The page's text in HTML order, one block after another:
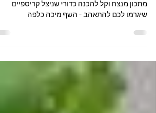
השף מיכה כלפה
שיגרמו לכם להתאהב - השף מיכה כלפה